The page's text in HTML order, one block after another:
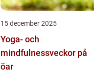
15 december 2025
Yoga- och
mindfulnessveckor på
öar